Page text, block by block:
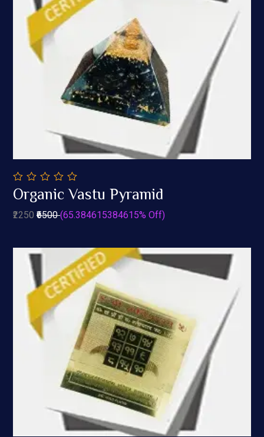
Add To Cart
0
out
5
Organic Vastu Pyramid
₹2250 ₹6500(65.384615384615% Off)